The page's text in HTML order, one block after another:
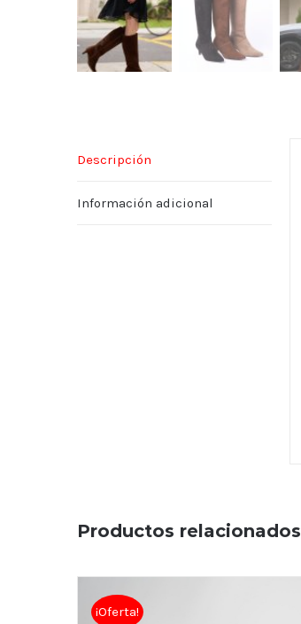
Descripción
Información adicional
Productos relacionados
¡Oferta!